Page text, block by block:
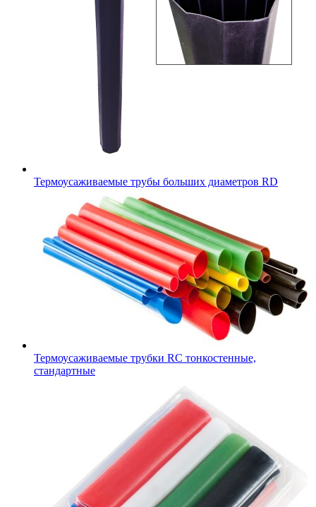
Термоусаживаемые трубы больших диаметров RD
Термоусаживаемые трубки RC тонкостенные,
стандартные